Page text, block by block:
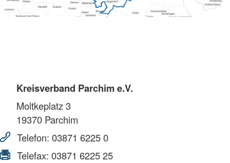
Kreisverband Parchim e.V.
Moltkeplatz 3
19370 Parchim
Telefon: 03871 6225 0
Telefax: 03871 6225 25